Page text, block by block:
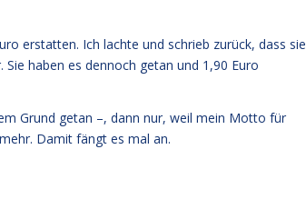
erstatten. Ich lachte und schrieb zurück, dass sie
haben es dennoch getan und 1,90 Euro
Grund getan –, dann nur, weil mein Motto für
Damit fängt es mal an.